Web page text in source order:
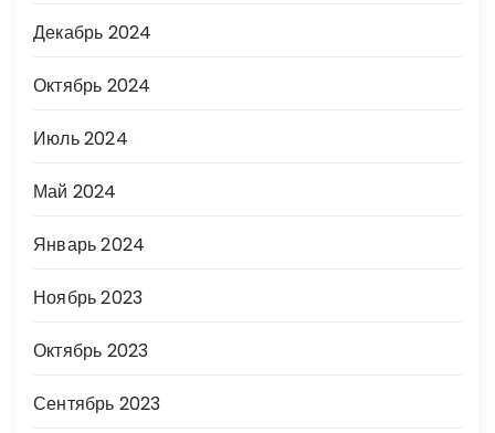
Декабрь 2024
Октябрь 2024
Июль 2024
Май 2024
Январь 2024
Ноябрь 2023
Октябрь 2023
Сентябрь 2023